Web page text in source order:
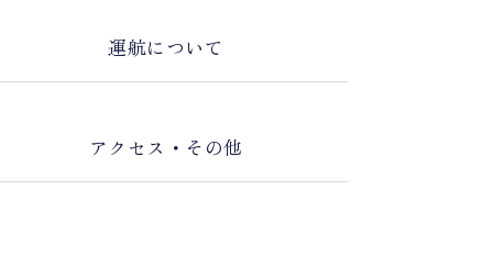
運航について
アクセス・その他